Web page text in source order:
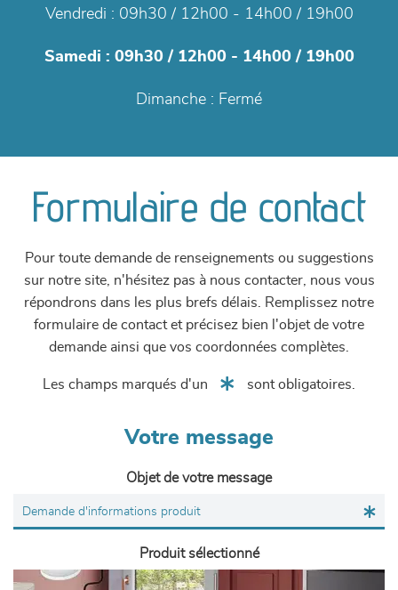
Vendredi : 09h30 / 12h00 - 14h00 / 19h00
Samedi : 09h30 / 12h00 - 14h00 / 19h00
Dimanche : Fermé
Formulaire de contact
Pour toute demande de renseignements ou suggestions
sur notre site, n'hésitez pas à nous contacter, nous vous
répondrons dans les plus brefs délais. Remplissez notre
formulaire de contact et précisez bien l'objet de votre
demande ainsi que vos coordonnées complètes.
Les champs marqués d'un sont obligatoires.
Votre message
Objet de votre message
Produit sélectionné